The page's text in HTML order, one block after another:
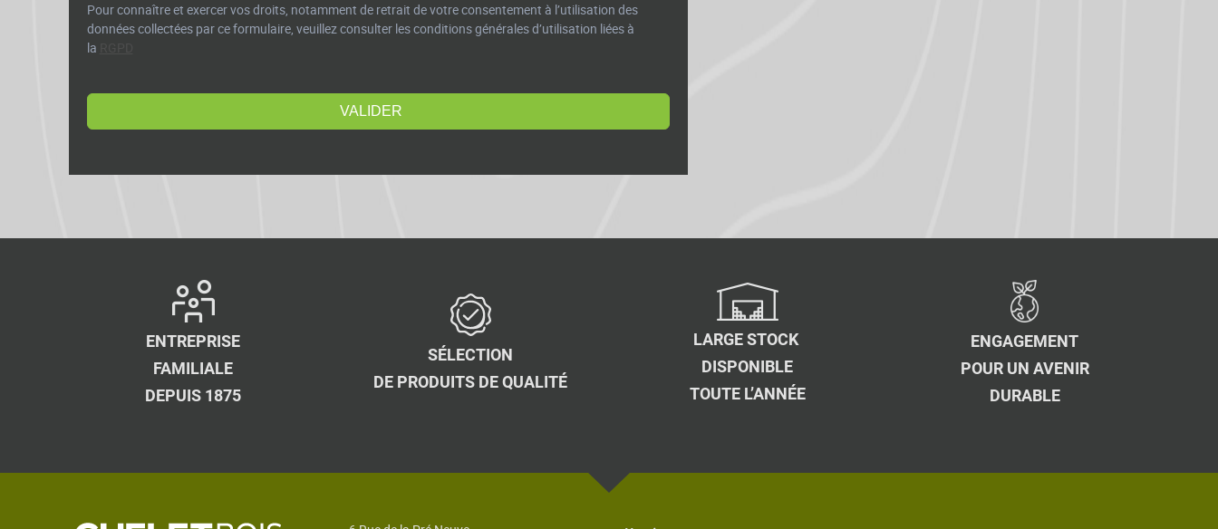
Pour connaître et exercer vos droits, notamment de retrait de votre consentement à l’utilisation des
données collectées par ce formulaire, veuillez consulter les conditions générales d’utilisation liées à
la
VALIDER
ENTREPRISE
FAMILIALE
DEPUIS 1875
SÉLECTION
DE PRODUITS DE QUALITÉ
LARGE STOCK
DISPONIBLE
TOUTE L’ANNÉE
ENGAGEMENT
POUR UN AVENIR
DURABLE